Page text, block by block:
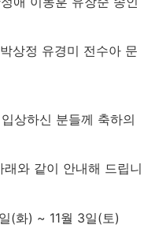
상정 유경미 전수아 문
상하신 분들께 축하의
와 같이 안내해 드립니
(화) ~ 11월 3일(토)